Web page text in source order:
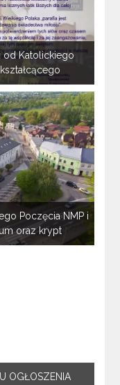
od Katolickiego
Poczęcia NMP i
oraz krypt
OGŁOSZENIA